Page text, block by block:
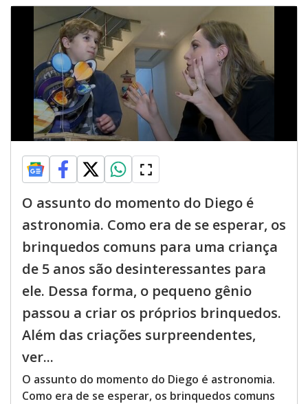
O assunto do momento do Diego é
astronomia. Como era de se esperar, os
brinquedos comuns para uma criança
de 5 anos são desinteressantes para
ele. Dessa forma, o pequeno gênio
passou a criar os próprios brinquedos.
Além das criações surpreendentes,
ver...
O assunto do momento do Diego é astronomia.
Como era de se esperar, os brinquedos comuns